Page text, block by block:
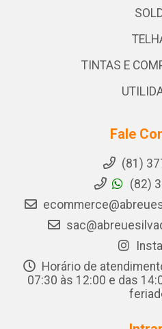
TINTAS E
Fale
(81)
(82)
Horário de
07:30 às 12:00 e das